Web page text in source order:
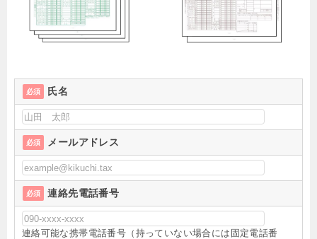
必須 氏名
必須 メールアドレス
必須 連絡先電話番号
連絡可能な携帯電話番号（持っていない場合には固定電話番